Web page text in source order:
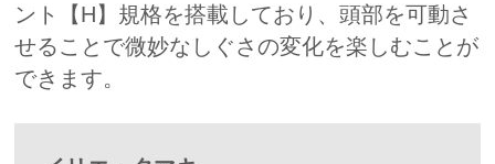
ント【H】規格を搭載しており、頭部を可動さ
せることで微妙なしぐさの変化を楽しむことが
できます。